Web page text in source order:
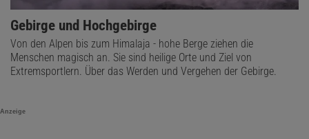
Gebirge und Hochgebirge
Von den Alpen bis zum Himalaja - hohe Berge ziehen die
Menschen magisch an. Sie sind heilige Orte und Ziel von
Extremsportlern. Über das Werden und Vergehen der Gebirge.
Anzeige